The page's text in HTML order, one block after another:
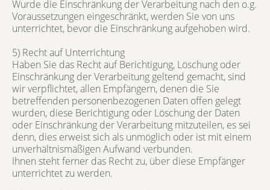
Wurde die Einschränkung der Verarbeitung nach den o.g.
Voraussetzungen eingeschränkt, werden Sie von uns
unterrichtet, bevor die Einschränkung aufgehoben wird.
5) Recht auf Unterrichtung
Haben Sie das Recht auf Berichtigung, Löschung oder
Einschränkung der Verarbeitung geltend gemacht, sind
wir verpflichtet, allen Empfängern, denen die Sie
betreffenden personenbezogenen Daten offen gelegt
wurden, diese Berichtigung oder Löschung der Daten
oder Einschränkung der Verarbeitung mitzuteilen, es sei
denn, dies erweist sich als unmöglich oder ist mit einem
unverhältnismäßigen Aufwand verbunden.
Ihnen steht ferner das Recht zu, über diese Empfänger
unterrichtet zu werden.